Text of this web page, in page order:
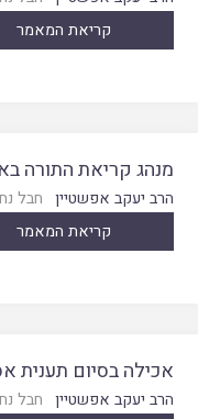
קריאת המאמר
מנהג קריאת התורה
הרב יעקב אפשטיין חבל
קריאת המאמר
אכילה בסיום תענית
הרב יעקב אפשטיין חבל